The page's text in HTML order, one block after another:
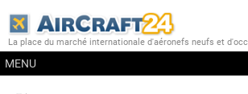
La place du marché internationale d'aéronefs neufs et
MENU